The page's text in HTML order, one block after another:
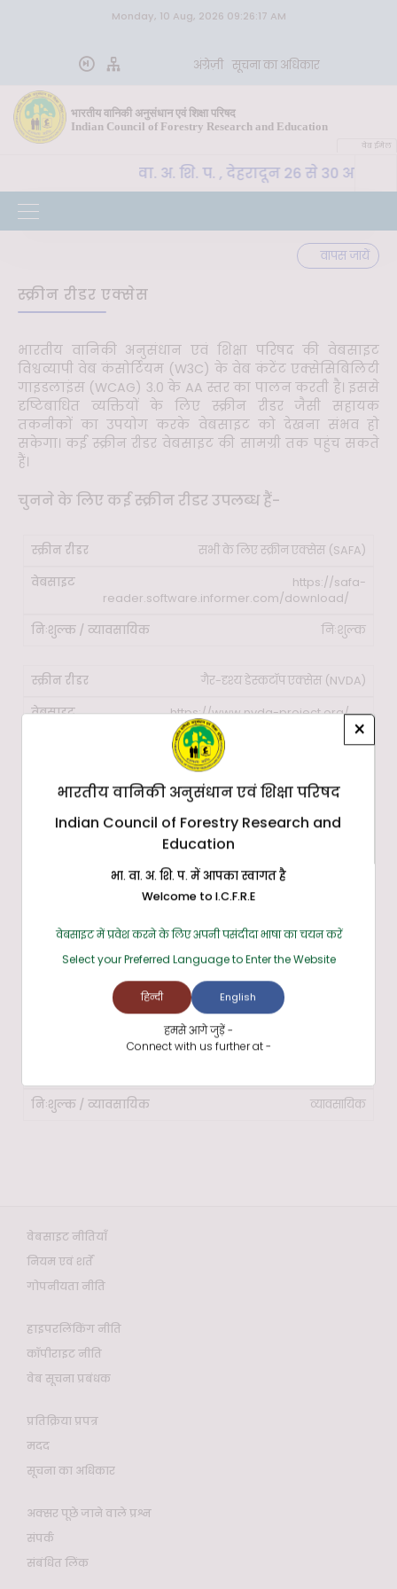
Monday, 10 Aug, 2026 09:26:17 AM
अंग्रेज़ी सूचना का अधिकार
भारतीय वानिकी अनुसंधान एवं शिक्षा परिषद
Indian Council of Forestry Research and Education
वेब ईमेल
CoE-SLM, भा. वा. अ. शि. प. , देहरादून 26 से 30
वापस जायें
स्क्रीन रीडर एक्सेस
भारतीय वानिकी अनुसंधान एवं शिक्षा परिषद की वेबसाइट
विश्वव्यापी वेब कंसोर्टियम (W3C) के वेब कंटेंट एक्सेसिबिलिटी
गाइडलाइंस (WCAG) 3.0 के AA स्तर का पालन करती है। इससे
दृष्टिबाधित व्यक्तियों के लिए स्क्रीन रीडर जैसी सहायक
तकनीकों का उपयोग करके वेबसाइट को देखना संभव हो
सकेगा। कई स्क्रीन रीडर वेबसाइट की सामग्री तक पहुंच सकते
हैं।
चुनने के लिए कई स्क्रीन रीडर उपलब्ध हैं-
सभी के लिए स्क्रीन एक्सेस (SAFA)
https://safa-
reader.software.informer.com/download/
निःशुल्क
गैर-दृश्य डेस्कटॉप एक्सेस (NVDA)
https://www.nvda-project.org/
निःशुल्क
सिस्टम एक्सेस टू गो
https://www.satogo.com/
https://www.freedomscientific.com/jaws-hq.asp
व्यावसायिक
वेबसाइट नीतियाँ
नियम एवं शर्तें
गोपनीयता नीति
हाइपरलिंकिंग नीति
कॉपीराइट नीति
वेब सूचना प्रबंधक
प्रतिक्रिया प्रपत्र
मदद
सूचना का अधिकार
अक्सर पूछे जाने वाले प्रश्न
संपर्क
संबंधित लिंक
×
भारतीय वानिकी अनुसंधान एवं शिक्षा परिषद
Indian Council of Forestry Research and
Education
भा. वा. अ. शि. प. में आपका स्वागत है
Welcome to I.C.F.R.E
वेबसाइट में प्रवेश करने के लिए अपनी पसंदीदा भाषा का चयन करें
Select your Preferred Language to Enter the Website
हिन्दी English
हमसे आगे जुड़ें -
Connect with us further at -